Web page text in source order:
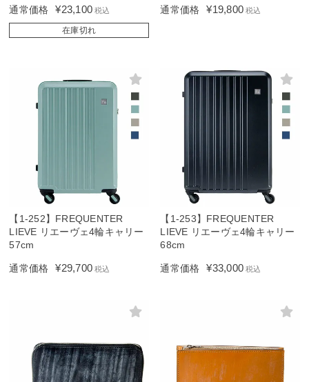
通常価格 ¥23,100 税込
在庫切れ
通常価格 ¥19,800 税込
【1-252】FREQUENTER
LIEVE リエーヴェ4輪キャリー
57cm
通常価格 ¥29,700 税込
【1-253】FREQUENTER
LIEVE リエーヴェ4輪キャリー
68cm
通常価格 ¥33,000 税込